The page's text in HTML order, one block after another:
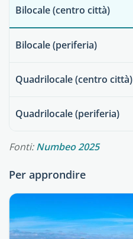
Bilocale (centro città)
Bilocale (periferia)
Quadrilocale (centro città)
Quadrilocale (periferia)
Fonti:Numbeo 2025
Per approndire